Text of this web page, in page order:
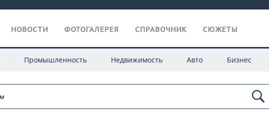
НОВОСТИ ФОТОГАЛЕРЕЯ СПРАВОЧНИК СЮЖЕТЫ
Промышленность Недвижимость Авто Бизнес